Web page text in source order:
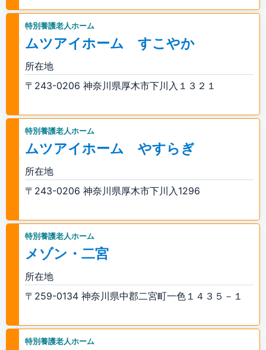
特別養護老人ホーム
ムツアイホーム すこやか
所在地
〒243-0206 神奈川県厚木市下川入１３２１
特別養護老人ホーム
ムツアイホーム やすらぎ
所在地
〒243-0206 神奈川県厚木市下川入1296
特別養護老人ホーム
メゾン・二宮
所在地
〒259-0134 神奈川県中郡二宮町一色１４３５－１
特別養護老人ホーム